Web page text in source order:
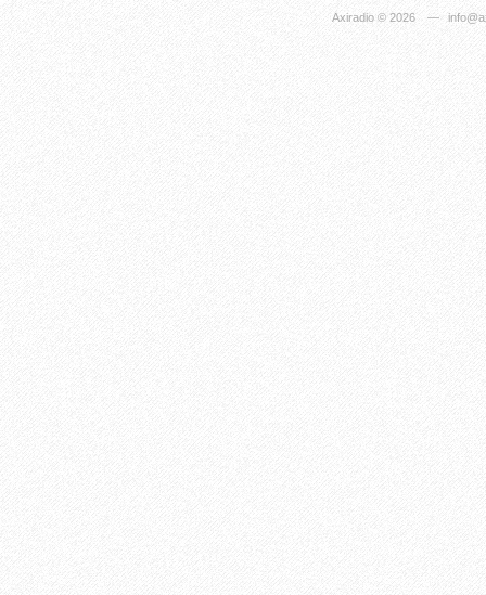
Axiradio© 2026 —